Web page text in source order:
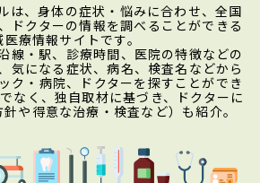
は、身体の症状・悩みに合わせ、全国
ドクターの情報を調べることができる
医療情報サイトです。
線・駅、診療時間、医院の特徴などの
気になる症状、病名、検査名などから
ク・病院、ドクターを探すことができ
なく、独自取材に基づき、ドクターに
や得意な治療・検査など）も紹介。